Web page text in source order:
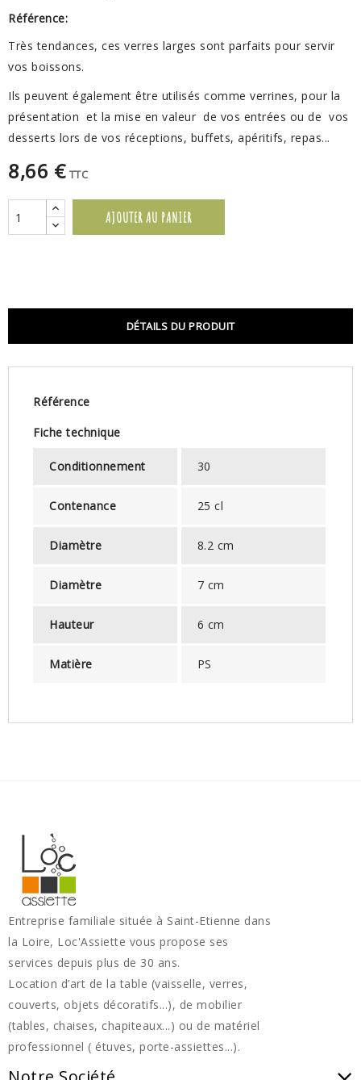
Référence:
Très tendances, ces verres larges sont parfaits pour servir
vos boissons.
Ils peuvent également être utilisés comme verrines, pour la
présentation et la mise en valeur de vos entrées ou de vos
desserts lors de vos réceptions, buffets, apéritifs, repas...
8,66 € TTC
AJOUTER AU PANIER
DÉTAILS DU PRODUIT
Référence
Fiche technique
Conditionnement 30
Contenance 25 cl
Diamètre 8.2 cm
Diamètre 7 cm
Hauteur 6 cm
Matière PS
Entreprise familiale située à Saint-Etienne dans
la Loire, Loc'Assiette vous propose ses
services depuis plus de 30 ans.
Location d’art de la table (vaisselle, verres,
couverts, objets décoratifs...), de mobilier
(tables, chaises, chapiteaux...) ou de matériel
professionnel ( étuves, porte-assiettes...).